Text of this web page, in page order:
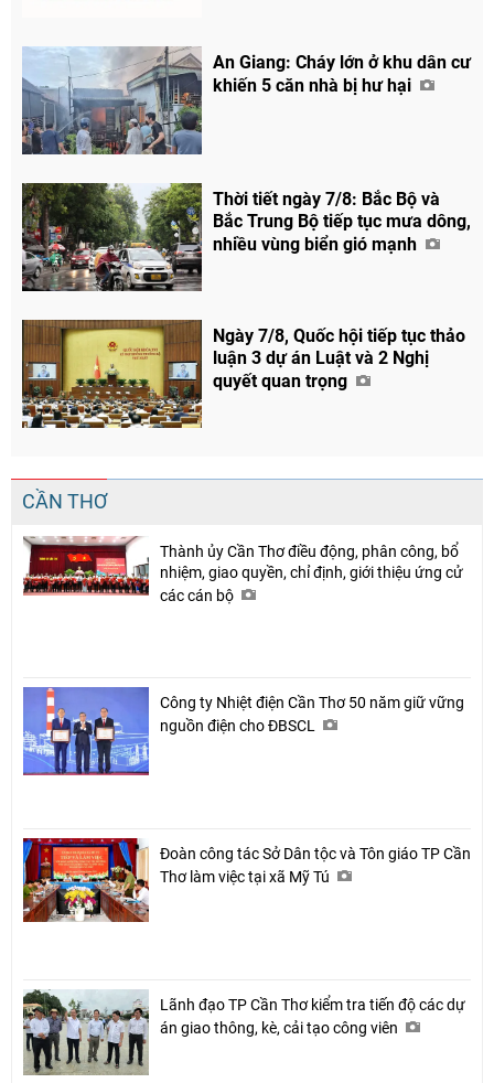
An Giang: Cháy lớn ở khu dân cư
khiến 5 căn nhà bị hư hại
Thời tiết ngày 7/8: Bắc Bộ và
Bắc Trung Bộ tiếp tục mưa dông,
nhiều vùng biển gió mạnh
Ngày 7/8, Quốc hội tiếp tục thảo
luận 3 dự án Luật và 2 Nghị
quyết quan trọng
CẦN THƠ
Thành ủy Cần Thơ điều động, phân công, bổ
nhiệm, giao quyền, chỉ định, giới thiệu ứng cử
các cán bộ
Công ty Nhiệt điện Cần Thơ 50 năm giữ vững
nguồn điện cho ĐBSCL
Đoàn công tác Sở Dân tộc và Tôn giáo TP Cần
Thơ làm việc tại xã Mỹ Tú
Lãnh đạo TP Cần Thơ kiểm tra tiến độ các dự
án giao thông, kè, cải tạo công viên